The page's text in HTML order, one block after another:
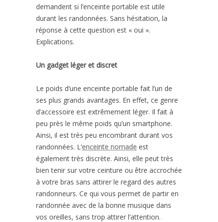
demandent si l’enceinte portable est utile
durant les randonnées. Sans hésitation, la
réponse à cette question est « oui ».
Explications.
Un gadget léger et discret
Le poids d’une enceinte portable fait l’un de
ses plus grands avantages. En effet, ce genre
d’accessoire est extrêmement léger. Il fait à
peu près le même poids qu’un smartphone.
Ainsi, il est très peu encombrant durant vos
randonnées. L’enceinte nomade est
également très discrète. Ainsi, elle peut très
bien tenir sur votre ceinture ou être accrochée
à votre bras sans attirer le regard des autres
randonneurs. Ce qui vous permet de partir en
randonnée avec de la bonne musique dans
vos oreilles, sans trop attirer l’attention.